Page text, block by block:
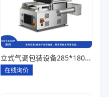
立式气调包装设备285*180*80一出一
在线询价